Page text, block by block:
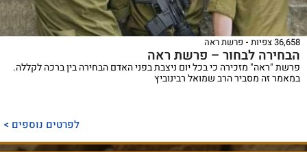
36,658 צפיות פרשת ראה
הבחירה לבחור – פרשת ראה
פרשת "ראה" מזכירה כי בכל יום ניצבת בפני האדם הבחירה בין ברכה לקללה.
במאמר זה מסביר הרב שמואל רבינוביץ
לפרטים נוספים >